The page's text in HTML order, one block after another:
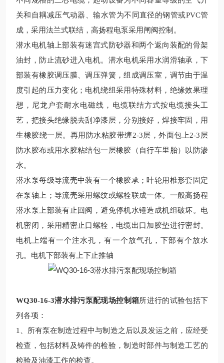
关和自耦减压气动器、输水管为不同直径的钢管或PVC管
成，采用法兰式联结，高扬程电泵采用闸阀控制。
潜水电机轴上部装有迷宫式防砂器和两个返向装配的骨架
油封，防止流砂进入电机。潜水电机采用水润滑轴承，下
部装有橡胶调压膜、调压弹簧，组成调压室，调节由于温
度引起的压力变化；电机绕组采用特殊材料，绝缘效果理
想，尼龙户套耐水电磁线，电缆联结方式按电缆接头工
艺，把接头绝缘脱去刮净漆层，分别接好，焊接牢固，用
生橡胶绕一层。再用防水粘胶带缠2-3层，外面包上2-3层
防水胶布或用水胶粘结包一层橡胶（自行车里胎）以防渗
水。
潜水泵每级导流壳中装有一个橡胶承；叶轮用椎形套固定
在泵轴上；导流壳采用螺纹或螺栓联成一体。一般高扬程
潜水泵上部装有止回阀，避免停机水锤造成机组破坏。电
机密闭，采用精密止口螺栓，电缆出口加胶垫进行密封。
电机上端有一个注水孔，有一个放气孔，下部有个放水
孔。电机下部装有上下止推轴
WQ30-16-3潜水排污泵配现场控制箱所进行的试验包括下
列各项：
1、所有泵在制造过程中与制造之后以及发运之前，应经受
检查，包括材料及铸件的检验，制造时部件与制造工艺的
检验及油漆工作的检查。